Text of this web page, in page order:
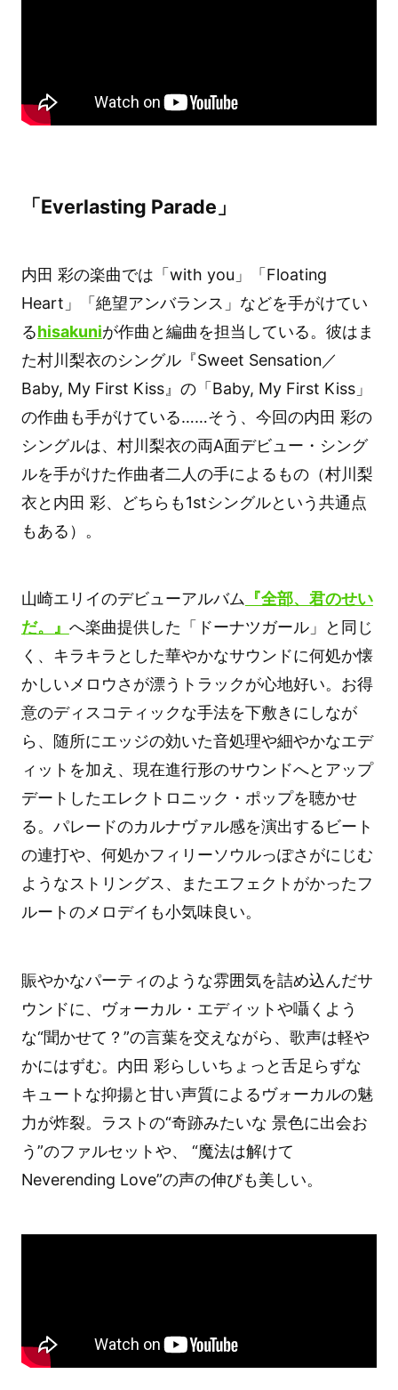
「Everlasting Parade」
内田 彩の楽曲では「with you」「Floating
Heart」「絶望アンバランス」などを手がけてい
るhisakuniが作曲と編曲を担当している。彼はま
た村川梨衣のシングル『Sweet Sensation／
Baby, My First Kiss』の「Baby, My First Kiss」
の作曲も手がけている……そう、今回の内田 彩の
シングルは、村川梨衣の両A面デビュー・シング
ルを手がけた作曲者二人の手によるもの（村川梨
衣と内田 彩、どちらも1stシングルという共通点
もある）。
山崎エリイのデビューアルバム 『全部、君のせい
だ。』 へ楽曲提供した「ドーナツガール」と同じ
く、キラキラとした華やかなサウンドに何処か懐
かしいメロウさが漂うトラックが心地好い。お得
意のディスコティックな手法を下敷きにしなが
ら、随所にエッジの効いた音処理や細やかなエデ
ィットを加え、現在進行形のサウンドへとアップ
デートしたエレクトロニック・ポップを聴かせ
る。パレードのカルナヴァル感を演出するビート
の連打や、何処かフィリーソウルっぽさがにじむ
ようなストリングス、またエフェクトがかったフ
ルートのメロデイも小気味良い。
賑やかなパーティのような雰囲気を詰め込んだサ
ウンドに、ヴォーカル・エディットや囁くよう
な“聞かせて？”の言葉を交えながら、歌声は軽や
かにはずむ。内田 彩らしいちょっと舌足らずな
キュートな抑揚と甘い声質によるヴォーカルの魅
力が炸裂。ラストの“奇跡みたいな 景色に出会お
う”のファルセットや、 “魔法は解けて
Neverending Love”の声の伸びも美しい。